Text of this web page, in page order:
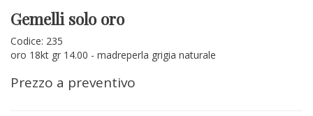
Gemelli solo oro
Codice: 235
oro 18kt gr 14.00 - madreperla grigia naturale
Prezzo a preventivo